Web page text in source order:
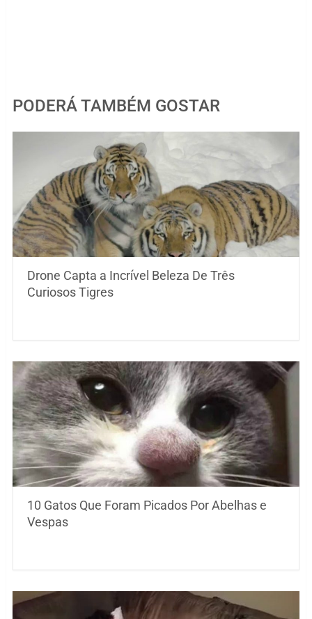
PODERÁ TAMBÉM GOSTAR
Drone Capta a Incrível Beleza De Três
Curiosos Tigres
10 Gatos Que Foram Picados Por Abelhas e
Vespas